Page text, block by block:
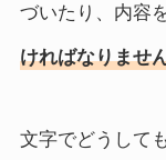
づいたり、内容
ければなりませ
文字でどうして